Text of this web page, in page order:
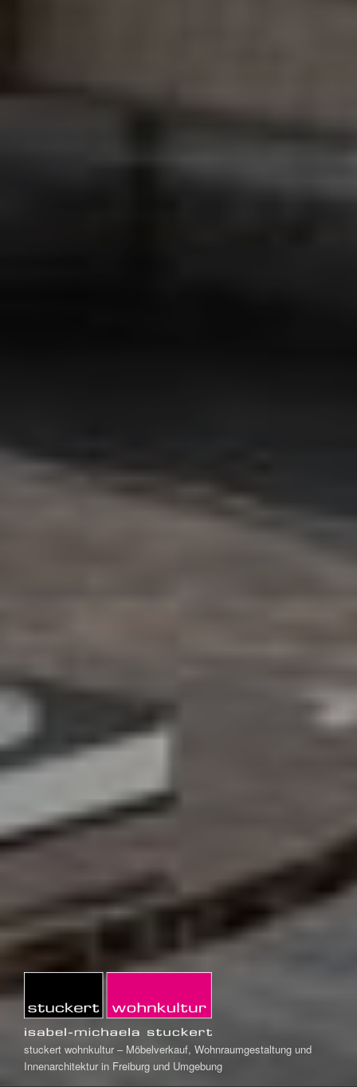
stuckert wohnkultur – Möbelverkauf, Wohnraumgestaltung und
Innenarchitektur in Freiburg und Umgebung